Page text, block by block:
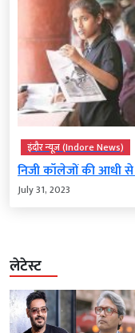
इंदौर न्यूज़ (Indore News)
निजी कॉलेजों की आधी से
July 31, 2023
लेटेस्ट